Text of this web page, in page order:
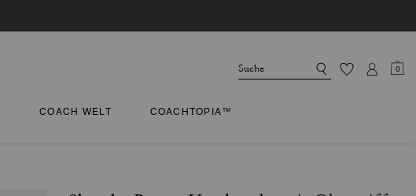
0
COACH WELT COACHTOPIA™